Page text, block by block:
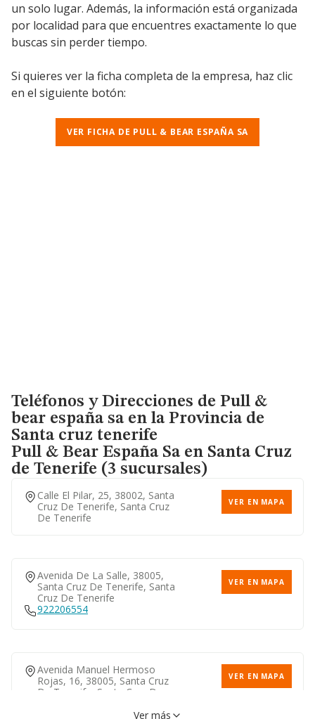
un solo lugar. Además, la información está organizada
por localidad para que encuentres exactamente lo que
buscas sin perder tiempo.
Si quieres ver la ficha completa de la empresa, haz clic
en el siguiente botón:
VER FICHA DE PULL & BEAR ESPAÑA SA
Teléfonos y Direcciones de Pull &
bear españa sa en la Provincia de
Santa cruz tenerife
Pull & Bear España Saen Santa Cruz
de Tenerife (3 sucursales)
Calle El Pilar, 25, 38002, Santa
Cruz De Tenerife, Santa Cruz
De Tenerife
VER EN MAPA
Avenida De La Salle, 38005,
Santa Cruz De Tenerife, Santa
Cruz De Tenerife
VER EN MAPA
922206554
Avenida Manuel Hermoso
Rojas, 16, 38005, Santa Cruz
De Tenerife, Santa Cruz De
VER EN MAPA
Ver más